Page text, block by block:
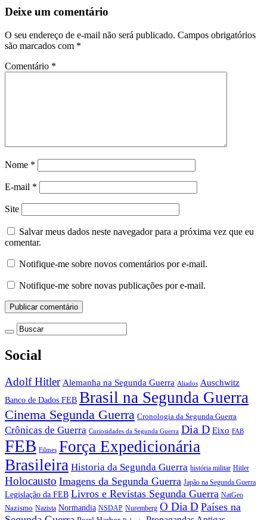
Deixe um comentário
O seu endereço de e-mail não será publicado. Campos obrigatórios
são marcados com *
Comentário *
Nome *
E-mail *
Site
Salvar meus dados neste navegador para a próxima vez que eu
comentar.
Notifique-me sobre novos comentários por e-mail.
Notifique-me sobre novas publicações por e-mail.
Social
Adolf Hitler Alemanha na Segunda Guerra Aliados Auschwitz
Banco de Dados FEB Brasil na Segunda Guerra
Cinema Segunda Guerra Cronologia da Segunda Guerra
Crônicas de Guerra Curiosidades da Segunda Guerra Dia D Eixo FAB
FEB Filmes Força Expedicionária
Brasileira Historia da Segunda Guerra história militar Hitler
Holocausto Imagens da Segunda Guerra Japão na Segunda Guerra
Legislação da FEB Livros e Revistas Segunda Guerra NatGeo
Nazismo Nazista Normandia NSDAP Nuremberg O Dia D Países na